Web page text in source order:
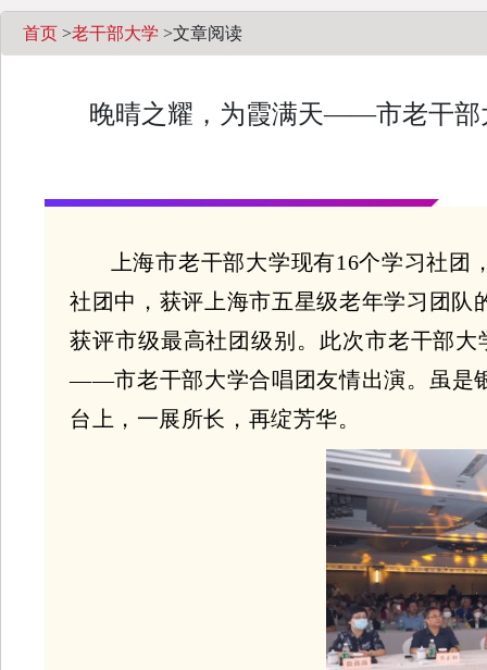
首页 >老干部大学 >文章阅读
晚晴之耀，为霞满天——市老干部
上海市老干部大学现有16个学习社
社团中，获评上海市五星级老年学习团
获评市级最高社团级别。此次市老干部
——市老干部大学合唱团友情出演。虽是
台上，一展所长，再绽芳华。